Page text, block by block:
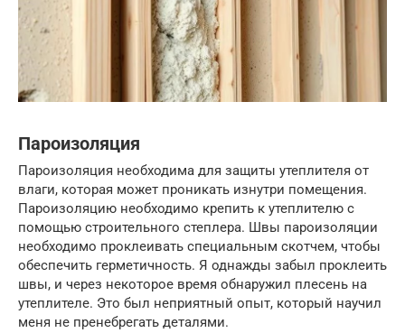
Пароизоляция
Пароизоляция необходима для защиты утеплителя от
влаги, которая может проникать изнутри помещения.
Пароизоляцию необходимо крепить к утеплителю с
помощью строительного степлера. Швы пароизоляции
необходимо проклеивать специальным скотчем, чтобы
обеспечить герметичность. Я однажды забыл проклеить
швы, и через некоторое время обнаружил плесень на
утеплителе. Это был неприятный опыт, который научил
меня не пренебрегать деталями.